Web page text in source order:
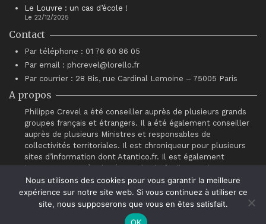
Le Louvre : un cas d’école !
Le 22/12/2025
Contact
Par téléphone : 01 76 60 86 05
Par email : phcrevel@lorello.fr
Par courrier : 28 Bis, rue Cardinal Lemoine – 75005 Paris
A propos
Philippe Crevel a été conseiller auprès de plusieurs grands
groupes français et étrangers. Il a été également conseiller
auprès de plusieurs Ministres et responsables de
collectivités territoriales. Il est chroniqueur pour plusieurs
sites d’information dont Atantico.fr. Il est également
intervenant auprès du réseau de chefs d’entreprises
“Association pour le Progrès du Management” (APM).
Nous utilisons des cookies pour vous garantir la meilleure
expérience sur notre site web. Si vous continuez à utiliser ce
site, nous supposerons que vous en êtes satisfait.
OK